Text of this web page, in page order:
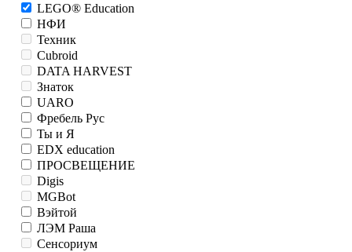
LEGO® Education
НФИ
Техник
Cubroid
DATA HARVEST
Знаток
UARO
Фребель Рус
Ты и Я
EDX education
ПРОСВЕЩЕНИЕ
Digis
MGBot
Вэйтой
ЛЭМ Раша
Сенсориум